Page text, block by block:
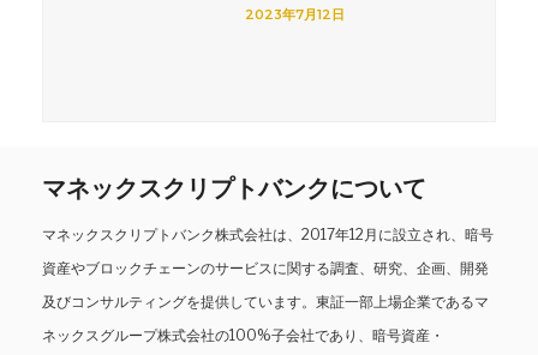
2023年7月12日
マネックスクリプトバンクについて
マネックスクリプトバンク株式会社は、2017年12月に設立され、暗号
資産やブロックチェーンのサービスに関する調査、研究、企画、開発
及びコンサルティングを提供しています。東証一部上場企業であるマ
ネックスグループ株式会社の100%子会社であり、暗号資産・